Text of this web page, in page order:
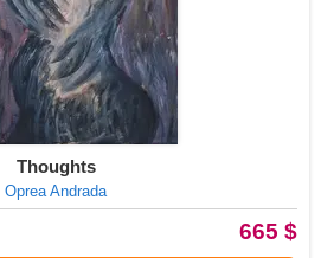
Thoughts
Oprea Andrada
665 $